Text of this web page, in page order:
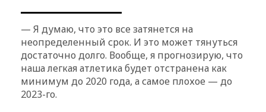
— Я думаю, что это все затянется на
неопределенный срок. И это может тянуться
достаточно долго. Вообще, я прогнозирую, что
наша легкая атлетика будет отстранена как
минимум до 2020 года, а самое плохое — до
2023-го.